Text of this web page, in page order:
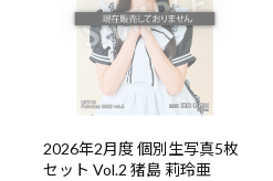
2026年2月度 個別生写真5枚
セット Vol.2 猪島 莉玲亜